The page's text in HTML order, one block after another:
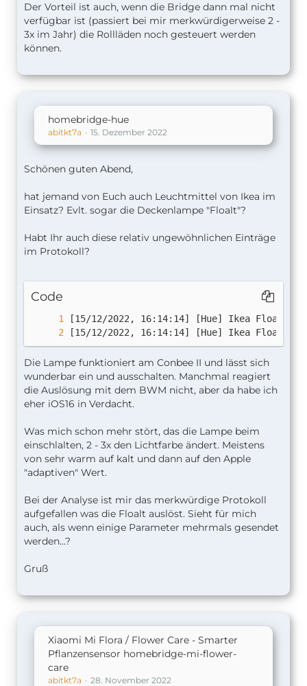
Der Vorteil ist auch, wenn die Bridge dann mal nicht
verfügbar ist (passiert bei mir merkwürdigerweise 2 -
3x im Jahr) die Rollläden noch gesteuert werden
können.
homebridge-hue
abitkt7a 15. Dezember 2022
Schönen guten Abend,
hat jemand von Euch auch Leuchtmittel von Ikea im
Einsatz? Evlt. sogar die Deckenlampe "Floalt"?
Habt Ihr auch diese relativ ungewöhnlichen Einträge
im Protokoll?
Code
[15/12/2022, 16:14:14] [Hue] Ikea Floalt:
Die Lampe funktioniert am Conbee II und lässt sich
wunderbar ein und ausschalten. Manchmal reagiert
die Auslösung mit dem BWM nicht, aber da habe ich
eher iOS16 in Verdacht.
Was mich schon mehr stört, das die Lampe beim
einschlalten, 2 - 3x den Lichtfarbe ändert. Meistens
von sehr warm auf kalt und dann auf den Apple
"adaptiven" Wert.
Bei der Analyse ist mir das merkwürdige Protokoll
aufgefallen was die Floalt auslöst. Sieht für mich
auch, als wenn einige Parameter mehrmals gesendet
werden...?
Gruß
Xiaomi Mi Flora / Flower Care - Smarter
Pflanzensensor homebridge-mi-flower-
care
abitkt7a 28. November 2022